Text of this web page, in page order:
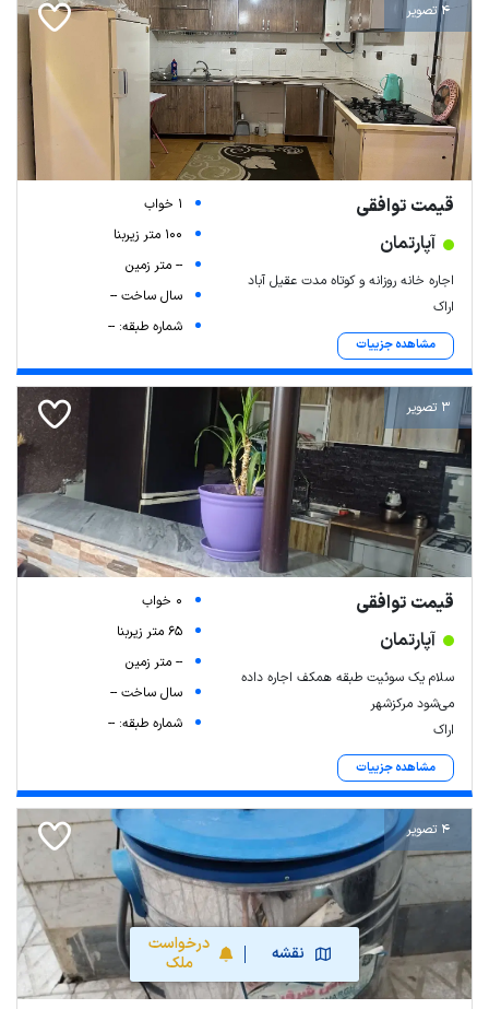
نقشه
درخواست
ملک
4 تصویر
قیمت توافقی
آپارتمان
اجاره خانه روزانه و کوتاه مدت عقیل آباد
اراک
مشاهده جزییات
1 خواب
100 متر زیربنا
-- متر زمین
سال ساخت --
شماره طبقه: --
3 تصویر
قیمت توافقی
آپارتمان
سلام یک سوئیت طبقه همکف اجاره داده
می‌شود مرکزشهر
اراک
مشاهده جزییات
0 خواب
65 متر زیربنا
-- متر زمین
سال ساخت --
شماره طبقه: --
4 تصویر